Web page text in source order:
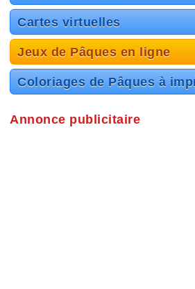
Cartes virtuelles
Jeux de Pâques en ligne
Coloriages de Pâques à
Annonce publicitaire